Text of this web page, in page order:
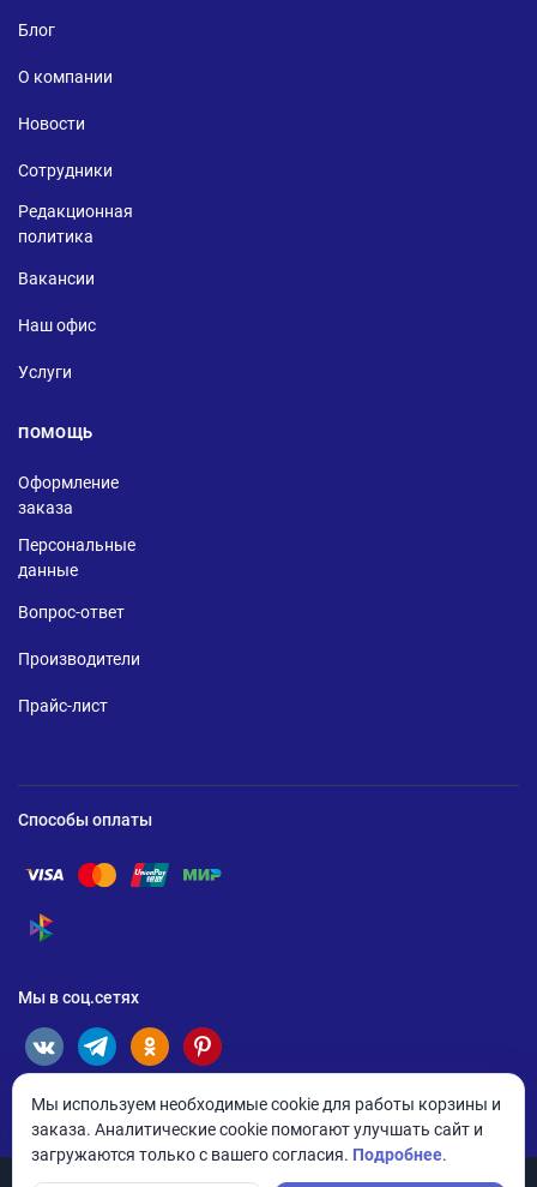
Блог
О компании
Новости
Сотрудники
Редакционная
политика
Вакансии
Наш офис
Услуги
ПОМОЩЬ
Оформление
заказа
Персональные
данные
Вопрос-ответ
Производители
Прайс-лист
Способы оплаты
Помощь по оплате Visa
Помощь по оплате Mastercard
Помощь по оплате UnionPay
Помощь по оплате Мир
Помощь по оплате СБП
Мы в соц.сетях
Мы используем необходимые cookie для работы корзины и
заказа. Аналитические cookie помогают улучшать сайт и
загружаются только с вашего согласия. Подробнее.